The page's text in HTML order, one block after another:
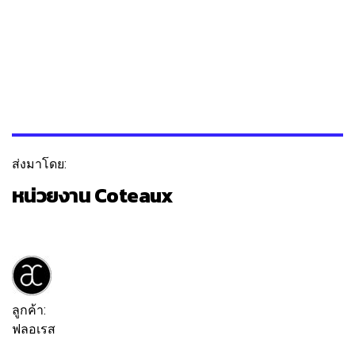
ส่งมาโดย:
หน่วยงาน Coteaux
ลูกค้า:
ฟลอเรส